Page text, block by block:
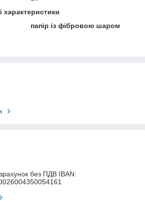
характеристики
папір із фібровою шаром
без ПДВ IBAN: